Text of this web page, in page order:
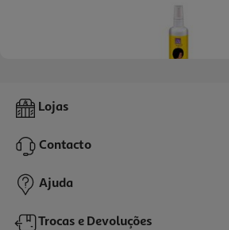
Humidificador Novex Estilo Afro Hair 250ml
6,28 €
Lojas
Contacto
Ajuda
Trocas e Devoluções